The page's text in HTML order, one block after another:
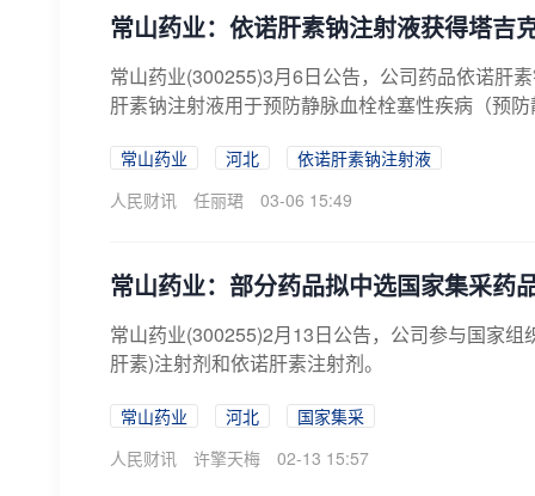
常山药业：依诺肝素钠注射液获得塔吉
常山药业(300255)3月6日公告，公司药品依诺肝
肝素钠注射液用于预防静脉血栓栓塞性疾病（预
常山药业 河北
依诺肝素钠注射液
人民财讯
任丽珺 03-06 15:49
常山药业：部分药品拟中选国家集采药
常山药业(300255)2月13日公告，公司参与国家
肝素)注射剂和依诺肝素注射剂。
常山药业 河北
国家集采
人民财讯
许擎天梅 02-13 15:57